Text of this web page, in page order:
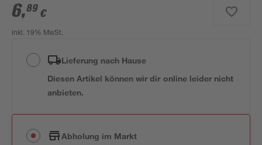
6,89 €
inkl. 19% MwSt.
Lieferung nach Hause
Diesen Artikel können wir dir online leider nicht
anbieten.
Abholung im Markt